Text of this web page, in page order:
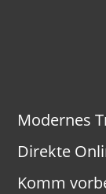
Modernes
Direkte
Komm